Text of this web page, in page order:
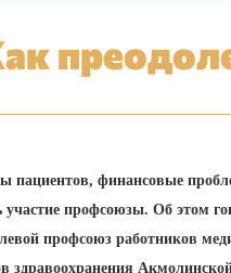
финансовые
профсоюзы. Об этом
профсоюз работников